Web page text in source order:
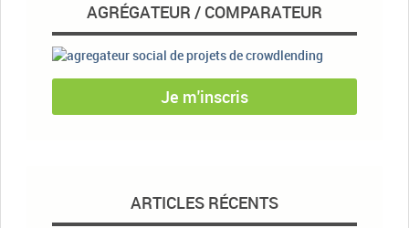
AGRÉGATEUR / COMPARATEUR
Je m'inscris
ARTICLES RÉCENTS